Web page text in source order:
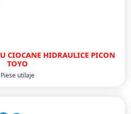
CIOCANE HIDRAULICE PICON
TOYO
Piese utilaje